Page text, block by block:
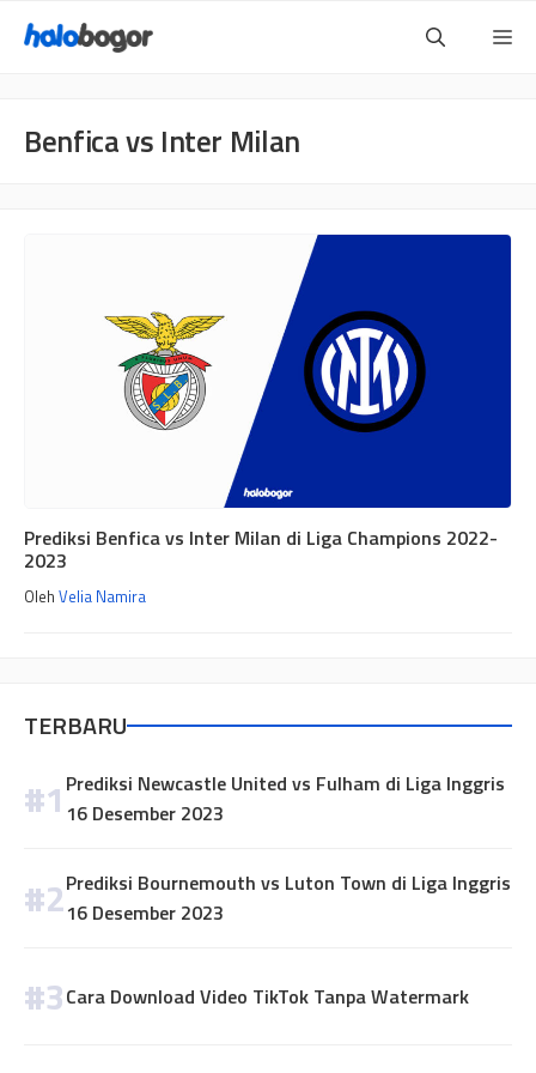
Benfica vs Inter Milan
Prediksi Benfica vs Inter Milan di Liga Champions 2022-
2023
Oleh Velia Namira
TERBARU
Prediksi Newcastle United vs Fulham di Liga Inggris
16 Desember 2023
Prediksi Bournemouth vs Luton Town di Liga Inggris
16 Desember 2023
Cara Download Video TikTok Tanpa Watermark